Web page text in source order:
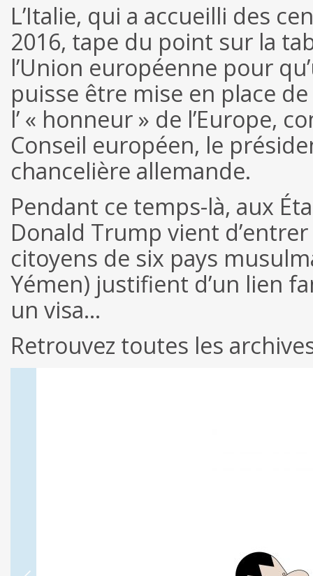
L’Italie, qui a accueilli des
2016, tape du point sur la
l’Union européenne pour
puisse être mise en place
l’ « honneur » de l’Europe,
Conseil européen, le
chancelière allemande.
Pendant ce temps-là, aux
Donald Trump vient
citoyens de six pays
Yémen) justifient d’un lien
un visa…
Retrouvez toutes les